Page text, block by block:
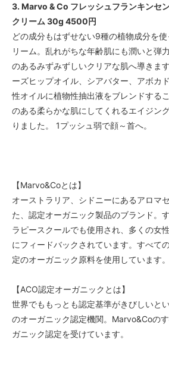
3. Marvo & Co フレッシュフランキンセ
クリーム 30g 4500円
どの成分もはずせない9種の植物成分を
リーム。乱れがちな年齢肌にも潤いと弾
のあるみずみずしいクリアな肌へ導きま
ーズヒップオイル、シアバター、アボカ
性オイルに植物性抽出液をブレンドする
のある柔らかな肌にしてくれるエイジン
りました。 1プッシュ弱で顔～首へ。
【Marvo&Coとは】
オーストラリア、シドニーにあるアロマ
た、認定オーガニック製品のブランド。
ラピースクールでも使用され、多くの女
にフィードバックされています。すべて
定のオーガニック原料を使用しています。
【ACO認定オーガニックとは】
世界でももっとも認定基準がきびしいと
のオーガニック認定機関。Marvo&Coの
ガニック認定を受けています。